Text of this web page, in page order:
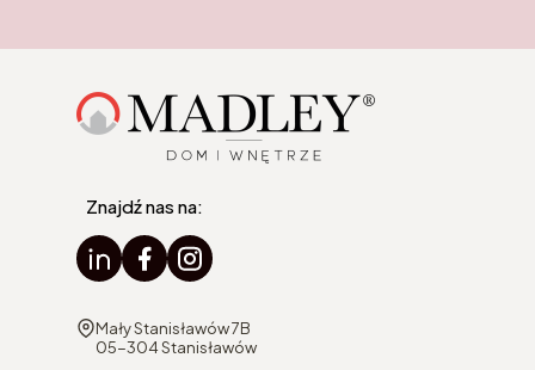
Znajdź nas na:
Adres:
Mały Stanisławów 7B
05-304 Stanisławów